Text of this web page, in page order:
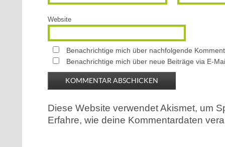
Website
Benachrichtige mich über nachfolgende
Benachrichtige mich über neue Beiträge via E-
Diese Website verwendet Akismet, um
Erfahre, wie deine Kommentardaten